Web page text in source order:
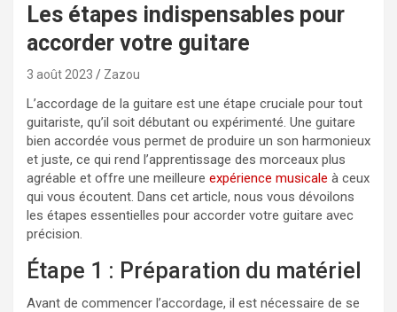
Les étapes indispensables pour
accorder votre guitare
3 août 2023 Zazou
L’accordage de la guitare est une étape cruciale pour tout
guitariste, qu’il soit débutant ou expérimenté. Une guitare
bien accordée vous permet de produire un son harmonieux
et juste, ce qui rend l’apprentissage des morceaux plus
agréable et offre une meilleure expérience musicale à ceux
qui vous écoutent. Dans cet article, nous vous dévoilons
les étapes essentielles pour accorder votre guitare avec
précision.
Étape 1 : Préparation du matériel
Avant de commencer l’accordage, il est nécessaire de se